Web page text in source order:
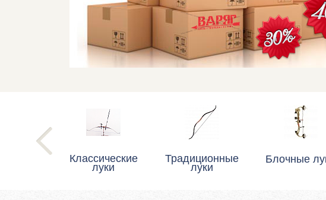
Классические
луки
Традиционные
луки
Блочные